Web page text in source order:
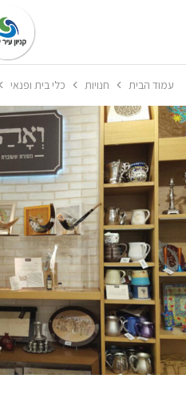
עמוד הבית חנויות כלי בית ופנאי